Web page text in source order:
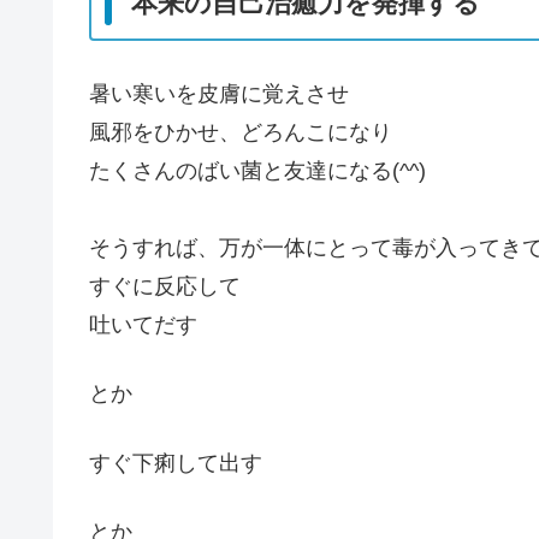
暑い寒いを皮膚に覚えさせ
風邪をひかせ、どろんこになり
たくさんのばい菌と友達になる(^^)
そうすれば、万が一体にとって毒が入ってき
すぐに反応して
吐いてだす
とか
すぐ下痢して出す
とか